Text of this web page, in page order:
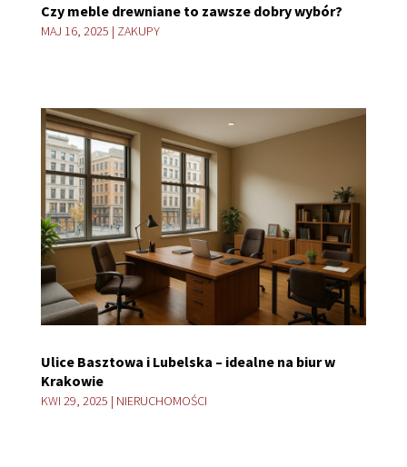
Czy meble drewniane to zawsze dobry wybór?
MAJ 16, 2025 | ZAKUPY
Ulice Basztowa i Lubelska – idealne na biur w
Krakowie
KWI 29, 2025 | NIERUCHOMOŚCI